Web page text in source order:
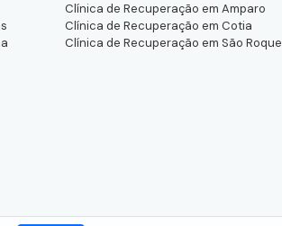
Clínica de Recuperação em Amparo
Clínica de Recuperação em Cotia
Clínica de Recuperação em São Roque